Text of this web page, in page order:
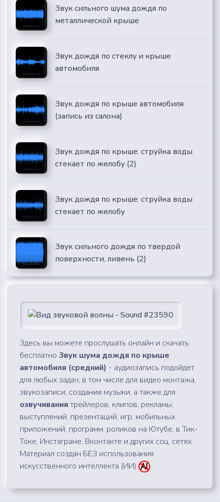
Звук сильного шума дождя по
металлической крыше
Звук дождя по стеклу и крыше
автомобиля
Звук дождя по крыше автомобиля
(запись из салона)
Звук дождя по крыше: струйка воды
стекает по желобу (2)
Звук дождя по крыше: струйка воды
стекает по желобу
Звук сильного дождя по твердой
поверхности, ливень (2)
Здесь вы можете прослушать онлайн и скачать
бесплатно Звук шума дождя по крыше
автомобиля (средний) - аудиозапись подойдет
для любых задач, в том числе для видео монтажа,
звукозаписи, создания музыки, а также для
озвучивания трейлеров, клипов, рекламы,
выступлений, презентаций, игр, мобильных
приложений, программ, роликов на Ютубе, в Тик-
Токе, Инстаграме, Вконтакте и других соц. сетях.
Материал создан БЕЗ использования
искусственного интеллекта (ИИ)